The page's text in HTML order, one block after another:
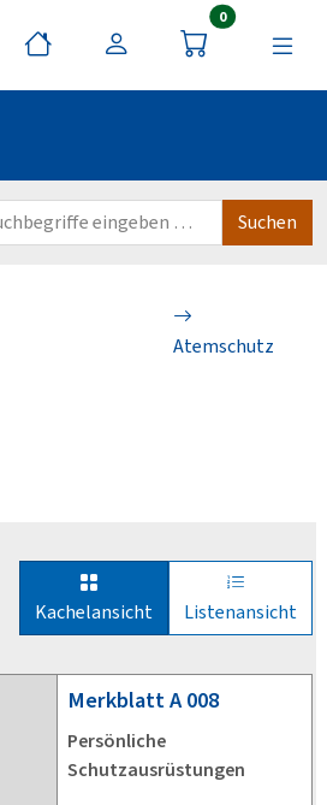
0Artikel im
Atemschutz
Kachelansicht Listenansicht
MerkblattA 008
Persönliche
Schutzausrüstungen